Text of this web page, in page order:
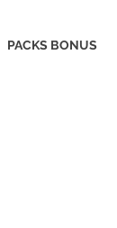
PACKS BONUS